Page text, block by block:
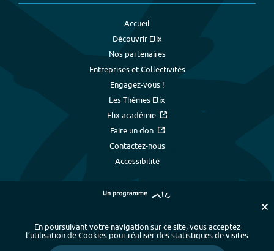
Accueil
Découvrir Elix
Nos partenaires
Entreprises et Collectivités
Engagez-vous !
Les Thèmes Elix
Elix académie
Faire un don
Contactez-nous
Accessibilité
Plan du site - Index alphabétique -
En poursuivant votre navigation sur ce site, vous acceptez
l’utilisation de Cookies pour réaliser des statistiques de visites